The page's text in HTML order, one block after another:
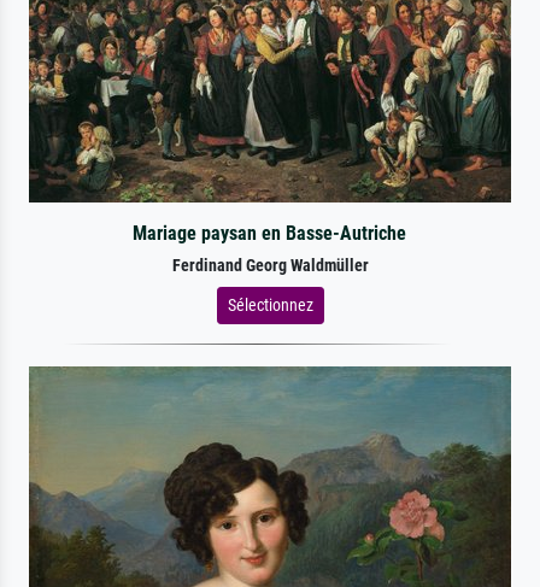
Mariage paysan en Basse-Autriche
Ferdinand Georg Waldmüller
Sélectionnez